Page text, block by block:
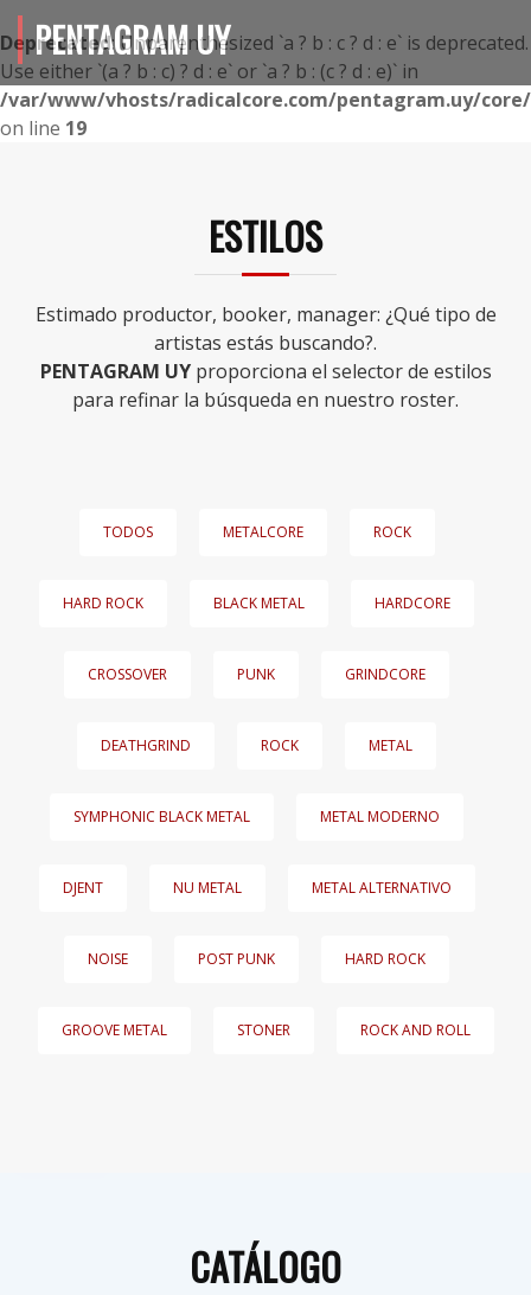
Deprecated: Unparenthesized `a ? b : c ? d : e` is deprecated.
Use either `(a ? b : c) ? d : e` or `a ? b : (c ? d : e)` in
/var/www/vhosts/radicalcore.com/pentagram.uy/
on line 19
PENTAGRAM UY
ESTILOS
Estimado productor, booker, manager: ¿Qué tipo de
artistas estás buscando?.
PENTAGRAM UYproporciona el selector de estilos
para refinar la búsqueda en nuestro roster.
TODOS METALCORE ROCK
HARD ROCK BLACK METAL HARDCORE
CROSSOVER PUNK GRINDCORE
DEATHGRIND ROCK METAL
SYMPHONIC BLACK METAL METAL MODERNO
DJENT NU METAL METAL ALTERNATIVO
NOISE POST PUNK HARD ROCK
GROOVE METAL STONER ROCK AND ROLL
CATÁLOGO